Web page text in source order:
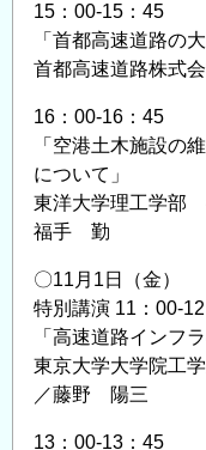
15：00-15：45
「首都高速道路の
首都高速道路株式
16：00-16：45
「空港土木施設の
について」
東洋大学理工学
福手 勤
〇11月1日（金）
特別講演 11：00-
「高速道路インフ
東京大学大学院工
／藤野 陽三
13：00-13：45